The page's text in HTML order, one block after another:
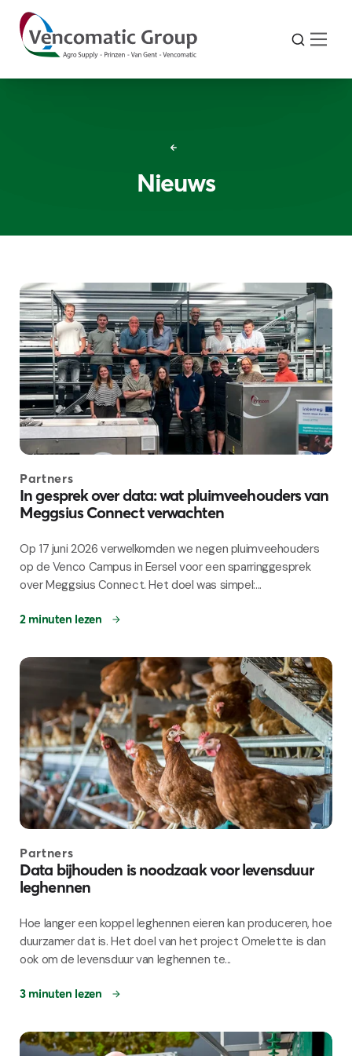
Nieuws
Partners
In gesprek over data: wat pluimveehouders van
Meggsius Connect verwachten
Op 17 juni 2026 verwelkomden we negen pluimveehouders
op de Venco Campus in Eersel voor een sparringgesprek
over Meggsius Connect. Het doel was simpel:...
2 minuten lezen
Partners
Data bijhouden is noodzaak voor levensduur
leghennen
Hoe langer een koppel leghennen eieren kan produceren, hoe
duurzamer dat is. Het doel van het project Omelette is dan
ook om de levensduur van leghennen te...
3 minuten lezen